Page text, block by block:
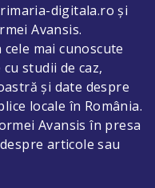
digitala.ro și
Avansis.
mai cunoscute
studii de caz,
și date despre
locale în România.
Avansis în presa
articole sau